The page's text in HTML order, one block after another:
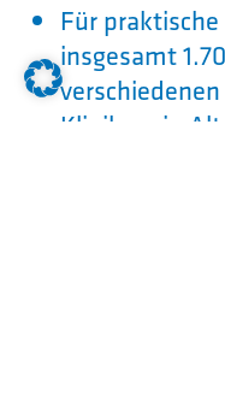
Für
insgesamt
Kliniken, in